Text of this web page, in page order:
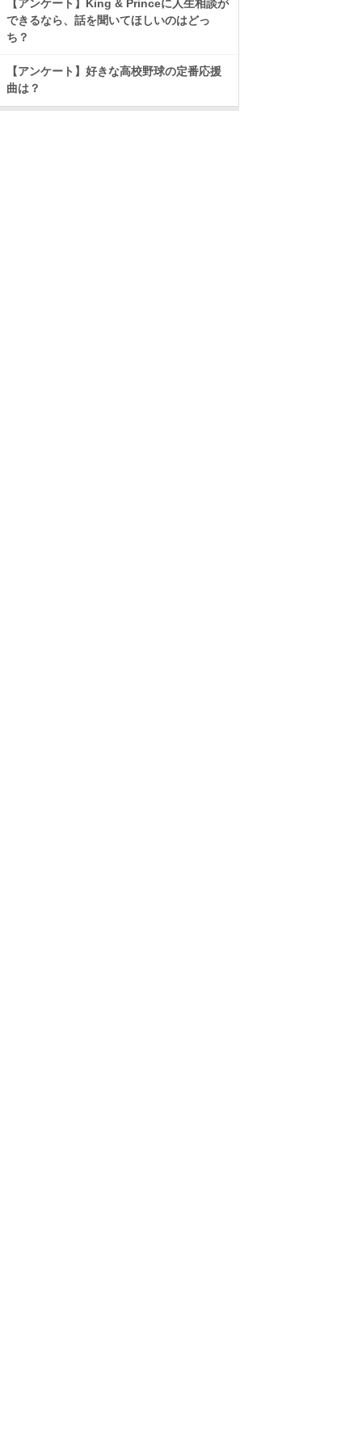
【アンケート】King & Princeに人生相談が
できるなら、話を聞いてほしいのはどっ
ち？
【アンケート】好きな高校野球の定番応援
曲は？